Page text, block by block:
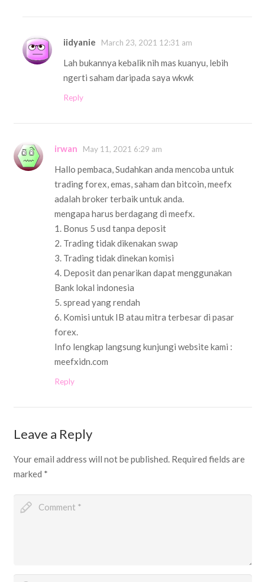
iidyanie March 23, 2021 12:31 am
Lah bukannya kebalik nih mas kuanyu, lebih
ngerti saham daripada saya wkwk
Reply
irwan May 11, 2021 6:29 am
Hallo pembaca, Sudahkan anda mencoba untuk
trading forex, emas, saham dan bitcoin, meefx
adalah broker terbaik untuk anda.
mengapa harus berdagang di meefx.
1. Bonus 5 usd tanpa deposit
2. Trading tidak dikenakan swap
3. Trading tidak dinekan komisi
4. Deposit dan penarikan dapat menggunakan
Bank lokal indonesia
5. spread yang rendah
6. Komisi untuk IB atau mitra terbesar di pasar
forex.
Info lengkap langsung kunjungi website kami :
meefxidn.com
Reply
Leave a Reply
Your email address will not be published. Required fields are
marked *